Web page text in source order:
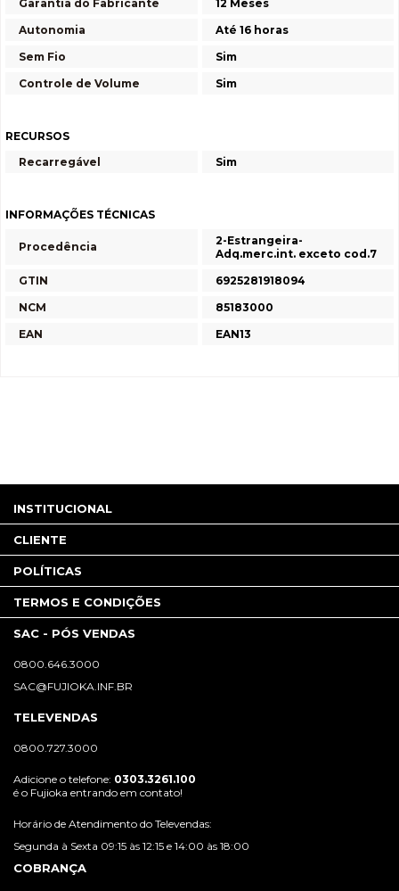
Garantia do Fabricante
12 Meses
Autonomia
Até 16 horas
Sem Fio
Sim
Controle de Volume
Sim
RECURSOS
Recarregável
Sim
INFORMAÇÕES TÉCNICAS
Procedência
2-Estrangeira-
Adq.merc.int. exceto cod.7
GTIN
6925281918094
NCM
85183000
EAN
EAN13
INSTITUCIONAL
CLIENTE
POLÍTICAS
TERMOS E CONDIÇÕES
SAC - PÓS VENDAS
0800.646.3000
SAC@FUJIOKA.INF.BR
TELEVENDAS
0800.727.3000
Adicione o telefone: 0303.3261.100
é o Fujioka entrando em contato!
Horário de Atendimento do Televendas:
Segunda à Sexta 09:15 às 12:15 e 14:00 às 18:00
COBRANÇA